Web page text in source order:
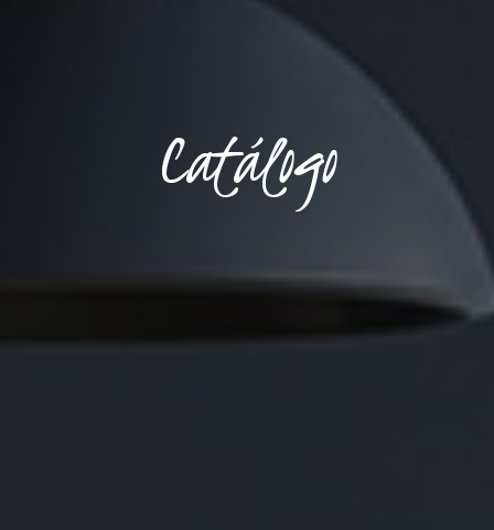
Catálogo